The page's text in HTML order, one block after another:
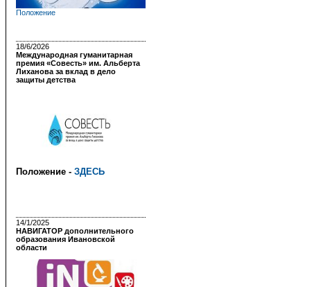
Положение
18/6/2026
Международная гуманитарная
премия «Совесть» им. Альберта
Лиханова за вклад в дело
защиты детства
Положение - ЗДЕСЬ
14/1/2025
НАВИГАТОР дополнительного
образования Ивановской
области